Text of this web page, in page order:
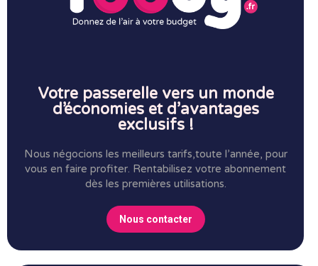
Votre passerelle vers un monde
d’économies et d’avantages
exclusifs !
Nous négocions les meilleurs tarifs,toute l’année, pour
vous en faire profiter. Rentabilisez votre abonnement
dès les premières utilisations.
Nous contacter